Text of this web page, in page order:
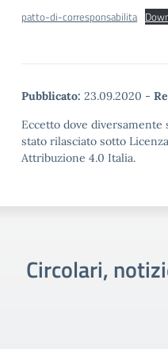
patto-di-corresponsabilita
Pubblicato: 23.09.2020 -
Eccetto dove diversamente
stato rilasciato sotto
Attribuzione 4.0 Italia.
Circolari,